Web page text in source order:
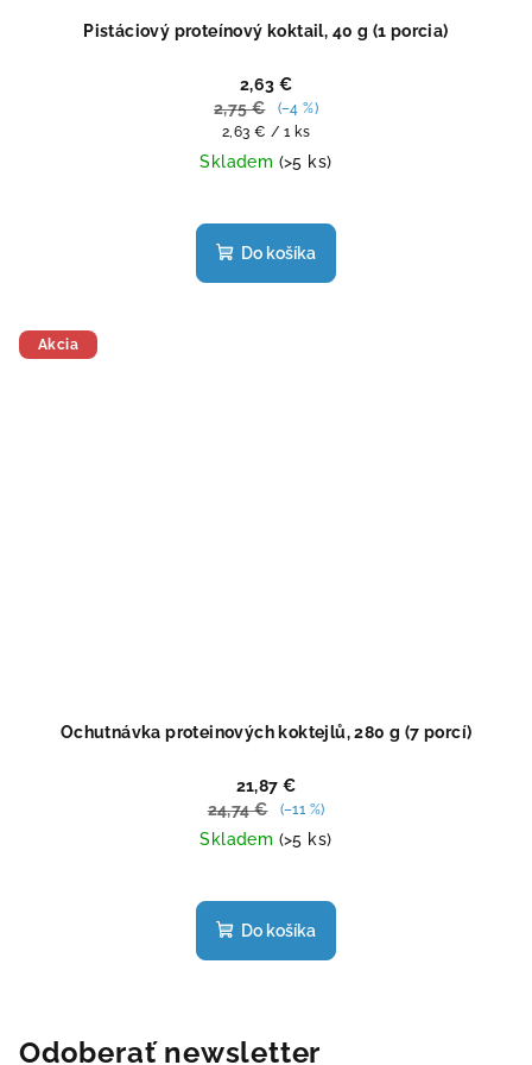
Pistáciový proteínový koktail, 40 g (1 porcia)
2,63 €
2,75 €
(–4 %)
Jednotková
cena:
2,63 € / 1 ks
Skladem (>5 ks)
hodnotenie
produktu
Do košíka
Akcia
Ochutnávka proteinových koktejlů, 280 g (7 porcí)
21,87 €
24,74 €
(–11 %)
Skladem (>5 ks)
hodnotenie
produktu
hviezdičiek.
Do košíka
Odoberať newsletter